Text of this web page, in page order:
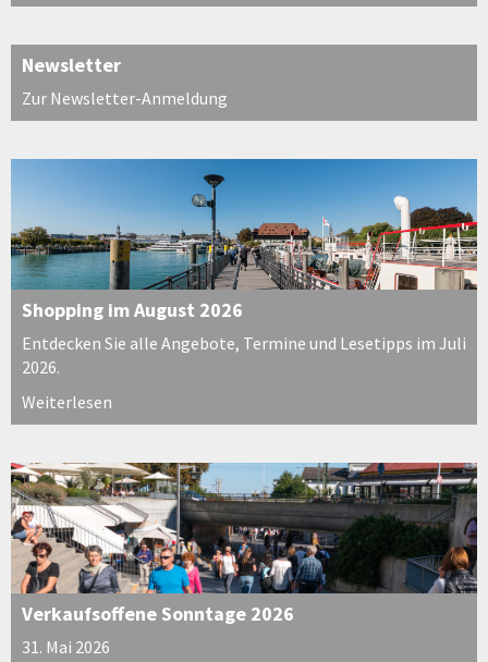
Newsletter
Zur Newsletter-Anmeldung
Shopping im August 2026
Entdecken Sie alle Angebote, Termine und Lesetipps im Juli
2026.
Weiterlesen
Verkaufsoffene Sonntage 2026
31. Mai 2026